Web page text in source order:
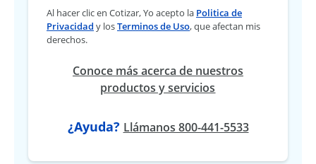
Al hacer clic en Cotizar, Yo acepto la Politica de
Privacidad y losTerminos de Uso, que afectan mis
derechos.
Conoce más acerca de nuestros
productos y servicios
¿Ayuda? Llámanos 800-441-5533